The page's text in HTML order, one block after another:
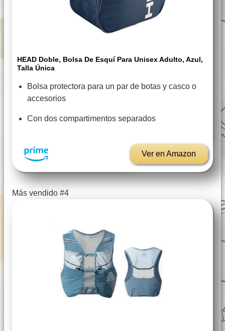
HEAD Doble, Bolsa De Esquí Para Unisex Adulto, Azul,
Talla Única
Bolsa protectora para un par de botas y casco o
accesorios
Con dos compartimentos separados
Ver en Amazon
Más vendido #4